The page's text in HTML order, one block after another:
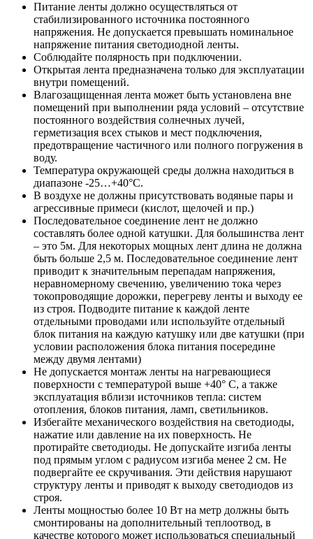
Питание ленты должно осуществляться от
стабилизированного источника постоянного
напряжения. Не допускается превышать номинальное
напряжение питания светодиодной ленты.
Соблюдайте полярность при подключении.
Открытая лента предназначена только для эксплуатации
внутри помещений.
Влагозащищенная лента может быть установлена вне
помещений при выполнении ряда условий – отсутствие
постоянного воздействия солнечных лучей,
герметизация всех стыков и мест подключения,
предотвращение частичного или полного погружения в
воду.
Температура окружающей среды должна находиться в
диапазоне -25…+40°С.
В воздухе не должны присутствовать водяные пары и
агрессивные примеси (кислот, щелочей и пр.)
Последовательное соединение лент не должно
составлять более одной катушки. Для большинства лент
– это 5м. Для некоторых мощных лент длина не должна
быть больше 2,5 м. Последовательное соединение лент
приводит к значительным перепадам напряжения,
неравномерному свечению, увеличению тока через
токопроводящие дорожки, перегреву ленты и выходу ее
из строя. Подводите питание к каждой ленте
отдельными проводами или используйте отдельный
блок питания на каждую катушку или две катушки (при
условии расположения блока питания посередине
между двумя лентами)
Не допускается монтаж ленты на нагревающиеся
поверхности с температурой выше +40° C, а также
эксплуатация вблизи источников тепла: систем
отопления, блоков питания, ламп, светильников.
Избегайте механического воздействия на светодиоды,
нажатие или давление на их поверхность. Не
протирайте светодиоды. Не допускайте изгиба ленты
под прямым углом с радиусом изгиба менее 2 см. Не
подвергайте ее скручивания. Эти действия нарушают
структуру ленты и приводят к выходу светодиодов из
строя.
Ленты мощностью более 10 Вт на метр должны быть
смонтированы на дополнительный теплоотвод, в
качестве которого может использоваться специальный